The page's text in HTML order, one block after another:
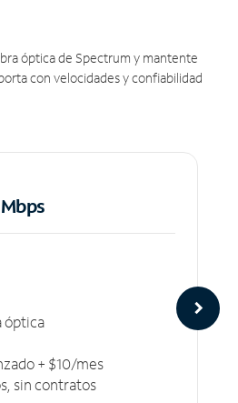
óptica de Spectrum y mantente
con velocidades y confiabilidad
óptica
+ $10/mes
sin contratos